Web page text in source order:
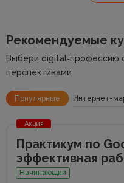
Рекомендуемые
Выбери digital‑профессию
перспективами
Популярные Интернет-
Акция
Практикум по
эффективная
Начинающий